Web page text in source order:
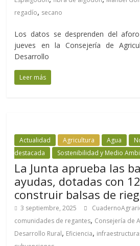
regadío, secano
Los datos se desprenden del
jueves en la Consejería de
Desarrollo
Leer más
Actualidad Agricultura Agua
destacada
Sostenibilidad y Medio
La Junta aprueba las
ayudas, dotadas con
construir balsas de
3 septiembre, 2025
comunidades de regantes, Consejería de
Desarrollo Rural, Eficiencia,